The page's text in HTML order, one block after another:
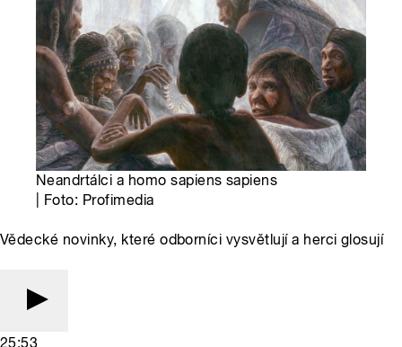
Neandrtálci a homo sapiens sapiens
| Foto: Profimedia
Vědecké novinky, které odborníci vysvětlují a herci glosují
25:53